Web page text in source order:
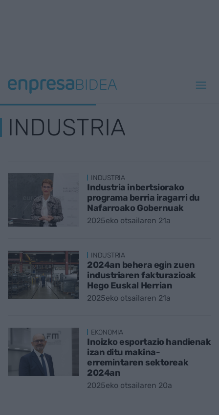
INDUSTRIA
INDUSTRIA
Industria inbertsiorako
programa berria iragarri du
Nafarroako Gobernuak
2025eko otsailaren 21a
INDUSTRIA
2024an behera egin zuen
industriaren fakturazioak
Hego Euskal Herrian
2025eko otsailaren 21a
EKONOMIA
Inoizko esportazio handienak
izan ditu makina-
erremintaren sektoreak
2024an
2025eko otsailaren 20a